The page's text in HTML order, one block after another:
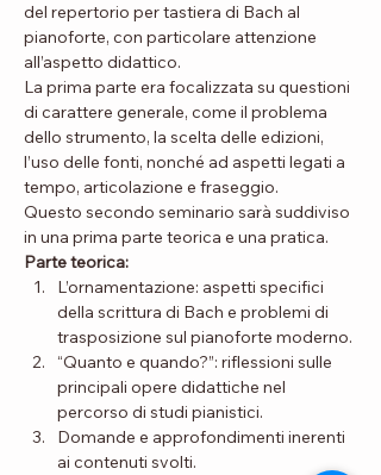
del repertorio per tastiera di Bach al
pianoforte, con particolare attenzione
all’aspetto didattico.
La prima parte era focalizzata su questioni
di carattere generale, come il problema
dello strumento, la scelta delle edizioni,
l’uso delle fonti, nonché ad aspetti legati a
tempo, articolazione e fraseggio.
Questo secondo seminario sarà suddiviso
in una prima parte teorica e una pratica.
Parte teorica:
L’ornamentazione: aspetti specifici
della scrittura di Bach e problemi di
trasposizione sul pianoforte moderno.
“Quanto e quando?”: riflessioni sulle
principali opere didattiche nel
percorso di studi pianistici.
Domande e approfondimenti inerenti
ai contenuti svolti.